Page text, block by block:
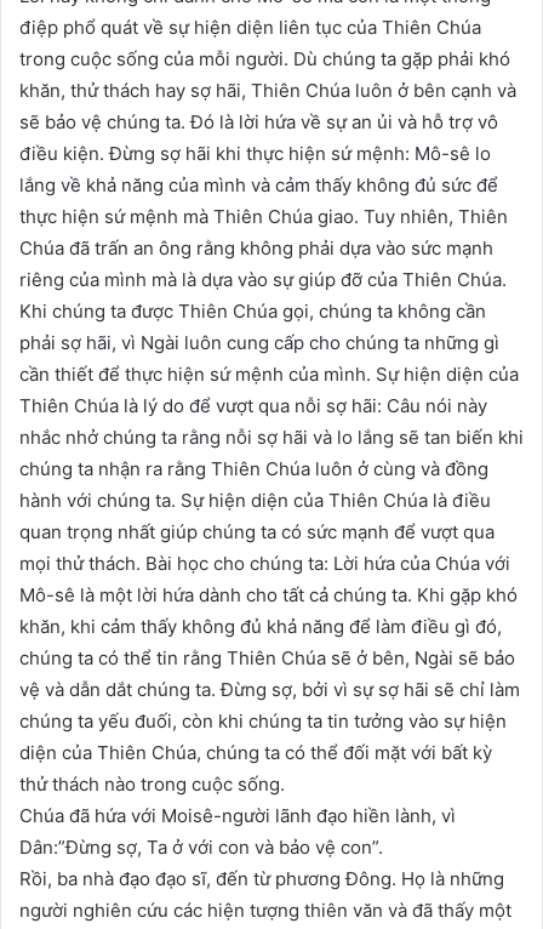
điệp phổ quát về sự hiện diện liên tục của Thiên Chúa
trong cuộc sống của mỗi người. Dù chúng ta gặp phải khó
khăn, thử thách hay sợ hãi, Thiên Chúa luôn ở bên cạnh và
sẽ bảo vệ chúng ta. Đó là lời hứa về sự an ủi và hỗ trợ vô
điều kiện. Đừng sợ hãi khi thực hiện sứ mệnh: Mô-sê lo
lắng về khả năng của mình và cảm thấy không đủ sức để
thực hiện sứ mệnh mà Thiên Chúa giao. Tuy nhiên, Thiên
Chúa đã trấn an ông rằng không phải dựa vào sức mạnh
riêng của mình mà là dựa vào sự giúp đỡ của Thiên Chúa.
Khi chúng ta được Thiên Chúa gọi, chúng ta không cần
phải sợ hãi, vì Ngài luôn cung cấp cho chúng ta những gì
cần thiết để thực hiện sứ mệnh của mình. Sự hiện diện của
Thiên Chúa là lý do để vượt qua nỗi sợ hãi: Câu nói này
nhắc nhở chúng ta rằng nỗi sợ hãi và lo lắng sẽ tan biến khi
chúng ta nhận ra rằng Thiên Chúa luôn ở cùng và đồng
hành với chúng ta. Sự hiện diện của Thiên Chúa là điều
quan trọng nhất giúp chúng ta có sức mạnh để vượt qua
mọi thử thách. Bài học cho chúng ta: Lời hứa của Chúa với
Mô-sê là một lời hứa dành cho tất cả chúng ta. Khi gặp khó
khăn, khi cảm thấy không đủ khả năng để làm điều gì đó,
chúng ta có thể tin rằng Thiên Chúa sẽ ở bên, Ngài sẽ bảo
vệ và dẫn dắt chúng ta. Đừng sợ, bởi vì sự sợ hãi sẽ chỉ làm
chúng ta yếu đuối, còn khi chúng ta tin tưởng vào sự hiện
diện của Thiên Chúa, chúng ta có thể đối mặt với bất kỳ
thử thách nào trong cuộc sống.
Chúa đã hứa với Moisê-người lãnh đạo hiền lành, vì
Dân:”Đừng sợ, Ta ở với con và bảo vệ con”.
Rồi, ba nhà đạo đạo sĩ, đến từ phương Đông. Họ là những
người nghiên cứu các hiện tượng thiên văn và đã thấy một